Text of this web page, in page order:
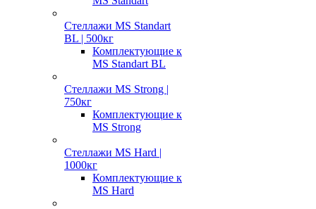
Стеллажи MS Standart
BL | 500кг
Комплектующие к
MS Standart BL
Стеллажи MS Strong |
750кг
Комплектующие к
MS Strong
Стеллажи MS Hard |
1000кг
Комплектующие к
MS Hard